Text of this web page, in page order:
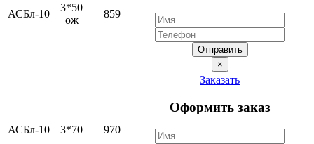
АСБл-10
3*50
ож
859
Отправить
×
АСБл-10 3*70 970
Заказать
Оформить заказ